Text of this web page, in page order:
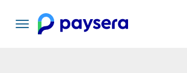
Vaheta
navigatsiooni